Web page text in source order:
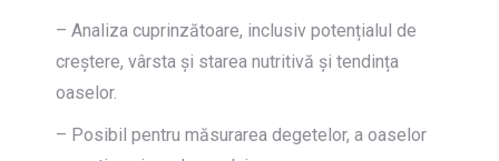
– Analiza cuprinzătoare, inclusiv potențialul de
creștere, vârsta și starea nutritivă și tendința
oaselor.
– Posibil pentru măsurarea degetelor, a oaselor